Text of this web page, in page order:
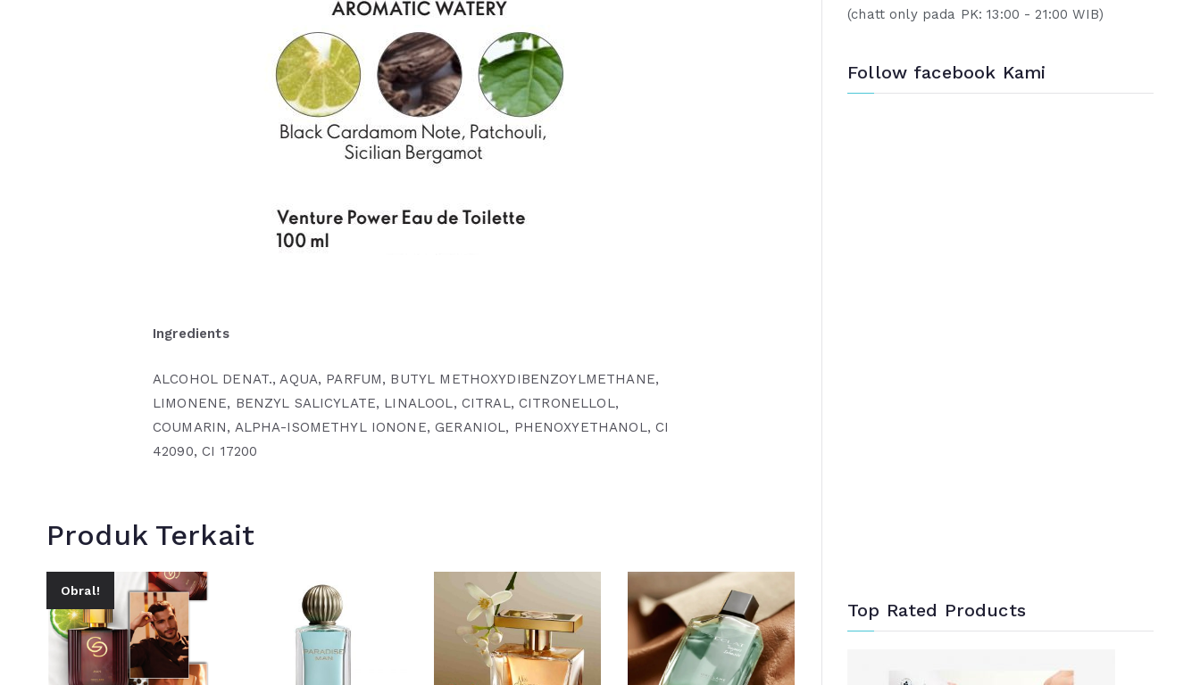
Ingredients
ALCOHOL DENAT., AQUA, PARFUM, BUTYL METHOXYDIBENZOYLMETHANE,
LIMONENE, BENZYL SALICYLATE, LINALOOL, CITRAL, CITRONELLOL,
COUMARIN, ALPHA-ISOMETHYL IONONE, GERANIOL, PHENOXYETHANOL, CI
42090, CI 17200
Produk Terkait
Obral!
(chatt only pada PK: 13:00 - 21:00 WIB)
Follow facebook Kami
Top Rated Products